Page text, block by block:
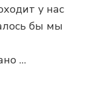
у нас
бы мы
…